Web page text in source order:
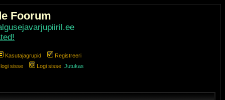
Foorum
Kasutajagrupid
Registreeri
sisse
Logi sisse Jutukas